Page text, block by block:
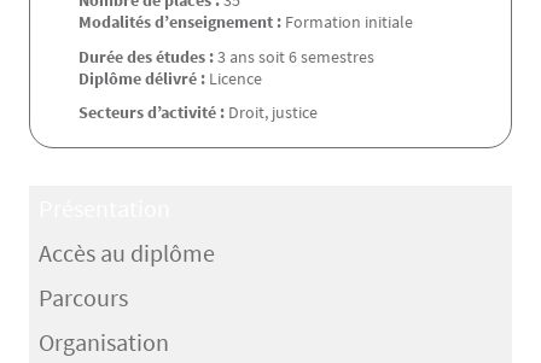
Modalités d’enseignement : Formation initiale
Durée des études :3 ans soit 6 semestres
Diplôme délivré : Licence
Secteurs d’activité : Droit, justice
Accès au diplôme
Parcours
Organisation